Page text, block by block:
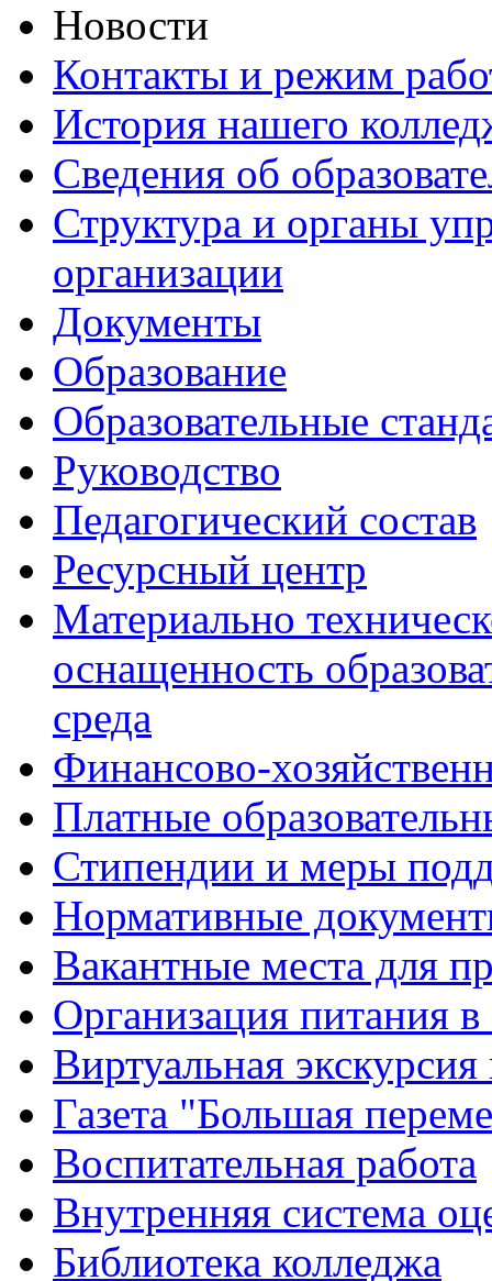
Новости
Контакты и режим
История нашего
Сведения об
Структура и органы
организации
Документы
Образование
Образовательные
Руководство
Педагогический состав
Ресурсный центр
Материально
оснащенность
среда
Финансово-
Платные
Стипендии и меры
Нормативные
Вакантные места для
Организация питания в
Виртуальная
Газета "Большая
Воспитательная работа
Внутренняя система
Библиотека колледжа